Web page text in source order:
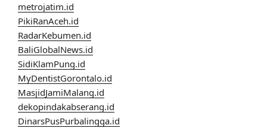
metrojatim.id
PikiRanAceh.id
RadarKebumen.id
BaliGlobalNews.id
SidiKlamPung.id
MyDentistGorontalo.id
MasjidJamiMalang.id
dekopindakabserang.id
DinarsPusPurbalingga.id